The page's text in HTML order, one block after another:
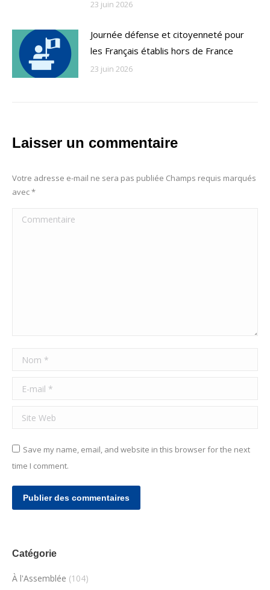
23 juin 2026
Journée défense et citoyenneté pour
les Français établis hors de France
23 juin 2026
Laisser un commentaire
Votre adresse e-mail ne sera pas publiée Champs requis marqués
avec*
Commentaire
Nom *
E-mail *
Site Web
Save my name, email, and website in this browser for the next
time I comment.
Publier des commentaires
Catégorie
À l'Assemblée (104)